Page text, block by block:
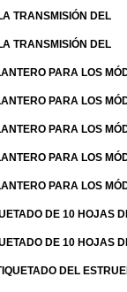
TRANSMISIÓN DEL
TRANSMISIÓN DEL
PARA LOS
PARA LOS
PARA LOS
PARA LOS
PARA LOS
DE 10 HOJAS
DE 10 HOJAS
DEL